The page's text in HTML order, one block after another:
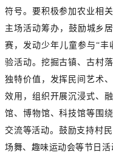
符号。要积极参加农业相
主场活动筹办，鼓励城乡
赛，发动少年儿童参与“
验活动。挖掘古镇、古村
独特价值，发挥民间艺术
效用，组织开展沉浸式、
馆、博物馆、科技馆等围
交流等活动。鼓励支持村
场舞、趣味运动会等节日活